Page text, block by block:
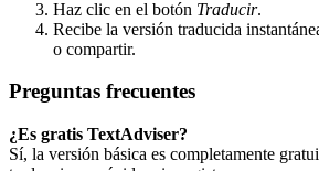
Haz clic en el botón Traducir.
Recibe la versión traducida
o compartir.
Preguntas frecuentes
¿Es gratis TextAdviser?
Sí, la versión básica es completamente